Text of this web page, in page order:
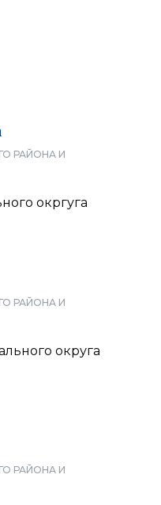
РАЙОНА И
окргуга
РАЙОНА И
округа
РАЙОНА И